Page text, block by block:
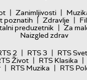
| Zanimljivosti |
poznatih | Zdravlje |
preduzetnik | Za
Naizgled zdrav
2 | RTS 3 | RTS Svet
Život | RTS Klasika |
| RTS Muzika | RTS